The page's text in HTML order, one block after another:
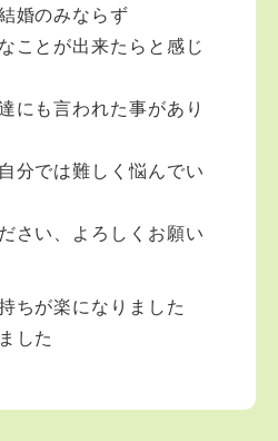
婚のみならず
ことが出来たらと感じ
にも言われた事があり
分では難しく悩んでい
さい、よろしくお願い
ちが楽になりました
した